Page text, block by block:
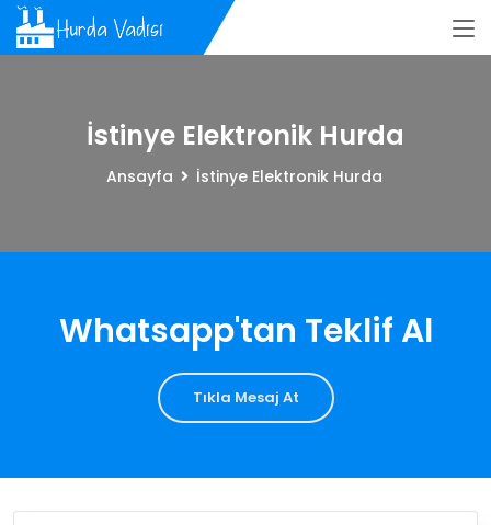
İstinye Elektronik Hurda
Ansayfa İstinye Elektronik Hurda
Whatsapp'tan Teklif Al
Tıkla Mesaj At